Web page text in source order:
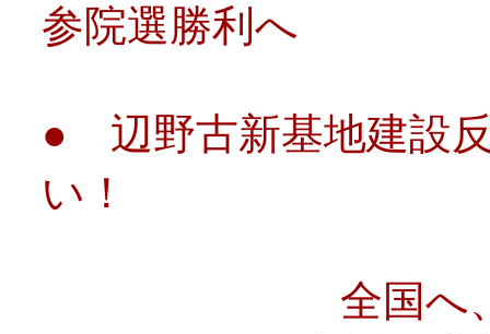
参院選勝利へ
● 辺野古新基地建設
い！
全国へ、そし